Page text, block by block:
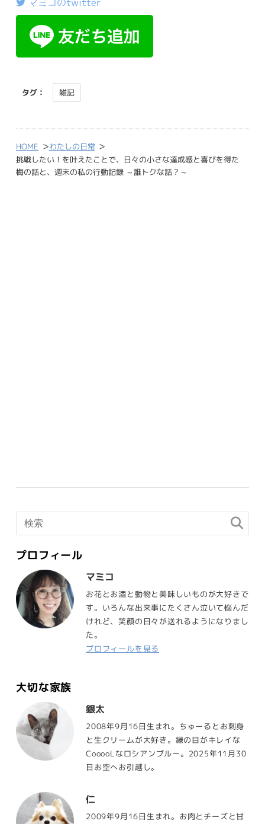
タグ： 雑記
HOME >わたしの日常 >
挑戦したい！を叶えたことで、日々の小さな達成感と喜びを得た
梅の話と、週末の私の行動記録 ～誰トクな話？～
プロフィール
マミコ
お花とお酒と動物と美味しいものが大好きで
す。いろんな出来事にたくさん泣いて悩んだ
けれど、笑顔の日々が送れるようになりまし
た。
プロフィールを見る
大切な家族
銀太
2008年9月16日生まれ。ちゅーるとお刺身
と生クリームが大好き。緑の目がキレイな
CooooLなロシアンブルー。2025年11月30
日お空へお引越し。
仁
2009年9月16日生まれ。お肉とチーズと甘